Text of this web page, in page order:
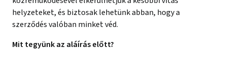
helyzeteket, és biztosak lehetünk abban, hogy a
szerződés valóban minket véd.
Mit tegyünk az aláírás előtt?